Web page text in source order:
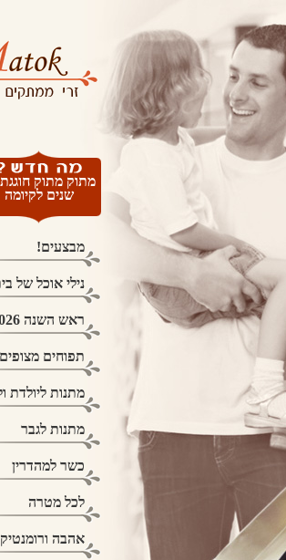
שנים לקיומה
מבצעים!
נילי אוכל של
ראש השנה 2026
תפוחים מצופים
מתנות ליולדת
מתנות לגבר
כשר למהדרין
לכל מטרה
אהבה